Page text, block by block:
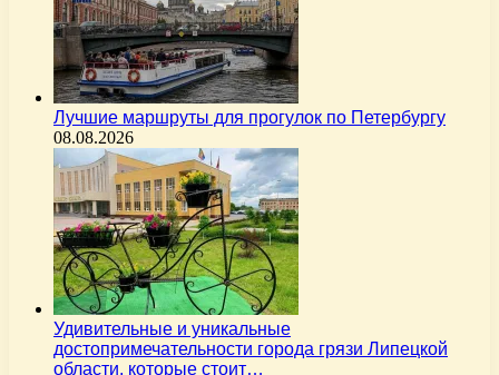
Лучшие маршруты для прогулок по Петербургу
08.08.2026
Удивительные и уникальные
достопримечательности города грязи Липецкой
области, которые стоит…